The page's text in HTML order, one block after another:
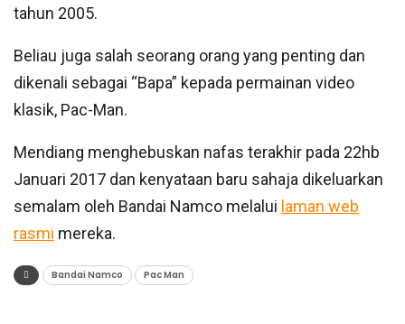
tahun 2005.
Beliau juga salah seorang orang yang penting dan
dikenali sebagai “Bapa” kepada permainan video
klasik, Pac-Man.
Mendiang menghebuskan nafas terakhir pada 22hb
Januari 2017 dan kenyataan baru sahaja dikeluarkan
semalam oleh Bandai Namco melalui laman web
rasmi mereka.
Bandai Namco Pac Man